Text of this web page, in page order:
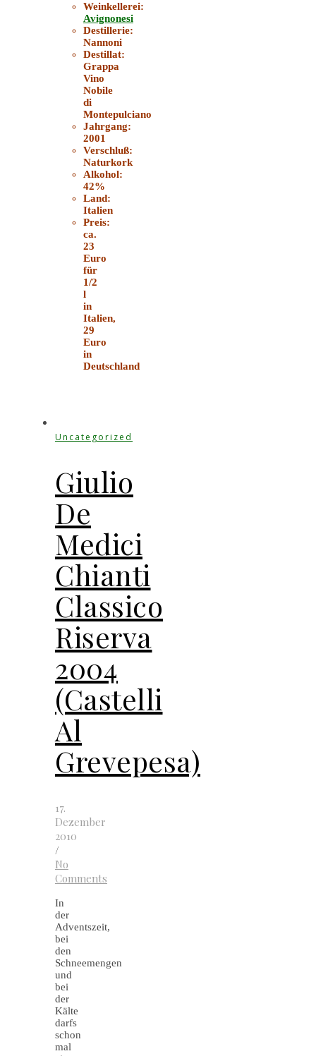
Weinkellerei:
Avignonesi
Destillerie:
Nannoni
Destillat:
Grappa
Vino
Nobile
di
Montepulciano
Jahrgang:
2001
Verschluß:
Naturkork
Alkohol:
42%
Land:
Italien
Preis:
ca.
23
Euro
für
1/2
l
in
Italien,
29
Euro
in
Deutschland
Uncategorized
Giulio
De
Medici
Chianti
Classico
Riserva
2004
(Castelli
Al
Grevepesa)
17.
Dezember
2010
/
No
Comments
In
der
Adventszeit,
bei
den
Schneemengen
und
bei
der
Kälte
darfs
schon
mal